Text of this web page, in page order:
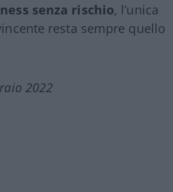
senza rischio, l’unica
resta sempre quello
2022